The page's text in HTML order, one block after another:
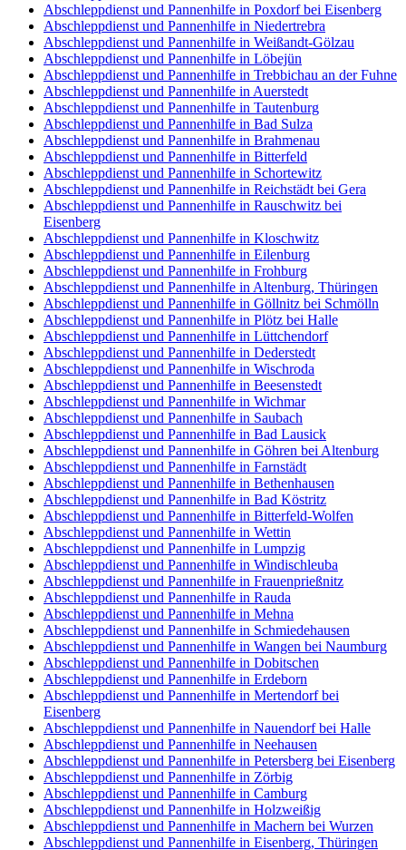
Abschleppdienst und Pannenhilfe in Poxdorf bei Eisenberg
Abschleppdienst und Pannenhilfe in Niedertrebra
Abschleppdienst und Pannenhilfe in Weißandt-Gölzau
Abschleppdienst und Pannenhilfe in Löbejün
Abschleppdienst und Pannenhilfe in Trebbichau an der Fuhne
Abschleppdienst und Pannenhilfe in Auerstedt
Abschleppdienst und Pannenhilfe in Tautenburg
Abschleppdienst und Pannenhilfe in Bad Sulza
Abschleppdienst und Pannenhilfe in Brahmenau
Abschleppdienst und Pannenhilfe in Bitterfeld
Abschleppdienst und Pannenhilfe in Schortewitz
Abschleppdienst und Pannenhilfe in Reichstädt bei Gera
Abschleppdienst und Pannenhilfe in Rauschwitz bei
Eisenberg
Abschleppdienst und Pannenhilfe in Kloschwitz
Abschleppdienst und Pannenhilfe in Eilenburg
Abschleppdienst und Pannenhilfe in Frohburg
Abschleppdienst und Pannenhilfe in Altenburg, Thüringen
Abschleppdienst und Pannenhilfe in Göllnitz bei Schmölln
Abschleppdienst und Pannenhilfe in Plötz bei Halle
Abschleppdienst und Pannenhilfe in Lüttchendorf
Abschleppdienst und Pannenhilfe in Dederstedt
Abschleppdienst und Pannenhilfe in Wischroda
Abschleppdienst und Pannenhilfe in Beesenstedt
Abschleppdienst und Pannenhilfe in Wichmar
Abschleppdienst und Pannenhilfe in Saubach
Abschleppdienst und Pannenhilfe in Bad Lausick
Abschleppdienst und Pannenhilfe in Göhren bei Altenburg
Abschleppdienst und Pannenhilfe in Farnstädt
Abschleppdienst und Pannenhilfe in Bethenhausen
Abschleppdienst und Pannenhilfe in Bad Köstritz
Abschleppdienst und Pannenhilfe in Bitterfeld-Wolfen
Abschleppdienst und Pannenhilfe in Wettin
Abschleppdienst und Pannenhilfe in Lumpzig
Abschleppdienst und Pannenhilfe in Windischleuba
Abschleppdienst und Pannenhilfe in Frauenprießnitz
Abschleppdienst und Pannenhilfe in Rauda
Abschleppdienst und Pannenhilfe in Mehna
Abschleppdienst und Pannenhilfe in Schmiedehausen
Abschleppdienst und Pannenhilfe in Wangen bei Naumburg
Abschleppdienst und Pannenhilfe in Dobitschen
Abschleppdienst und Pannenhilfe in Erdeborn
Abschleppdienst und Pannenhilfe in Mertendorf bei
Eisenberg
Abschleppdienst und Pannenhilfe in Nauendorf bei Halle
Abschleppdienst und Pannenhilfe in Neehausen
Abschleppdienst und Pannenhilfe in Petersberg bei Eisenberg
Abschleppdienst und Pannenhilfe in Zörbig
Abschleppdienst und Pannenhilfe in Camburg
Abschleppdienst und Pannenhilfe in Holzweißig
Abschleppdienst und Pannenhilfe in Machern bei Wurzen
Abschleppdienst und Pannenhilfe in Eisenberg, Thüringen